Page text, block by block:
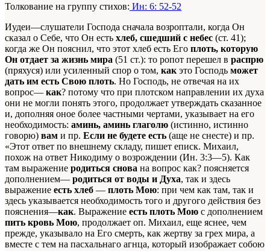
Толкование на группу стихов: Ин: 6: 52-52
Иудеи—слушатели Господа сначала возроптали, когда Он
сказал о Себе, что Он есть хлеб, сшедший с небес (ст. 41);
когда же Он пояснил, что этот хлеб есть Его плоть, которую
Он отдает за жизнь мира (51 ст.): то ропот перешел в распрю
(пряхуся) или усиленный спор о том, как это Господь может
дать им есть Свою плоть. Но Господь, не отвечая на их
вопрос— как? потому что при плотском направлении их духа
они не могли понять этого, продолжает утверждать сказанное
и, дополняя оное более частными чертами, указывает на его
необходимость: аминь, аминь глаголю (истинно, истинно
говорю) вам и пр. Если не будете есть (аще не снесте) и пр.
«Этот ответ по внешнему складу, пишет еписк. Михаил,
похож на ответ Никодиму о возрождении (Ин. 3:3—5). Как
там выражение родиться снова на вопрос как? поясняется
дополнением— родиться от воды и Духа, так и здесь
выражение есть хлеб — плоть Мою: при чем как там, так и
здесь указывается необходимость того и другого действия без
пояснения—как. Выражение есть плоть Мою с дополнением
пить кровь Мою, продолжает оп. Михаил, еще яснее, чем
прежде, указывало на Его смерть, как жертву за грех мира, а
вместе с тем на пасхальнаго агнца, который изображает собою